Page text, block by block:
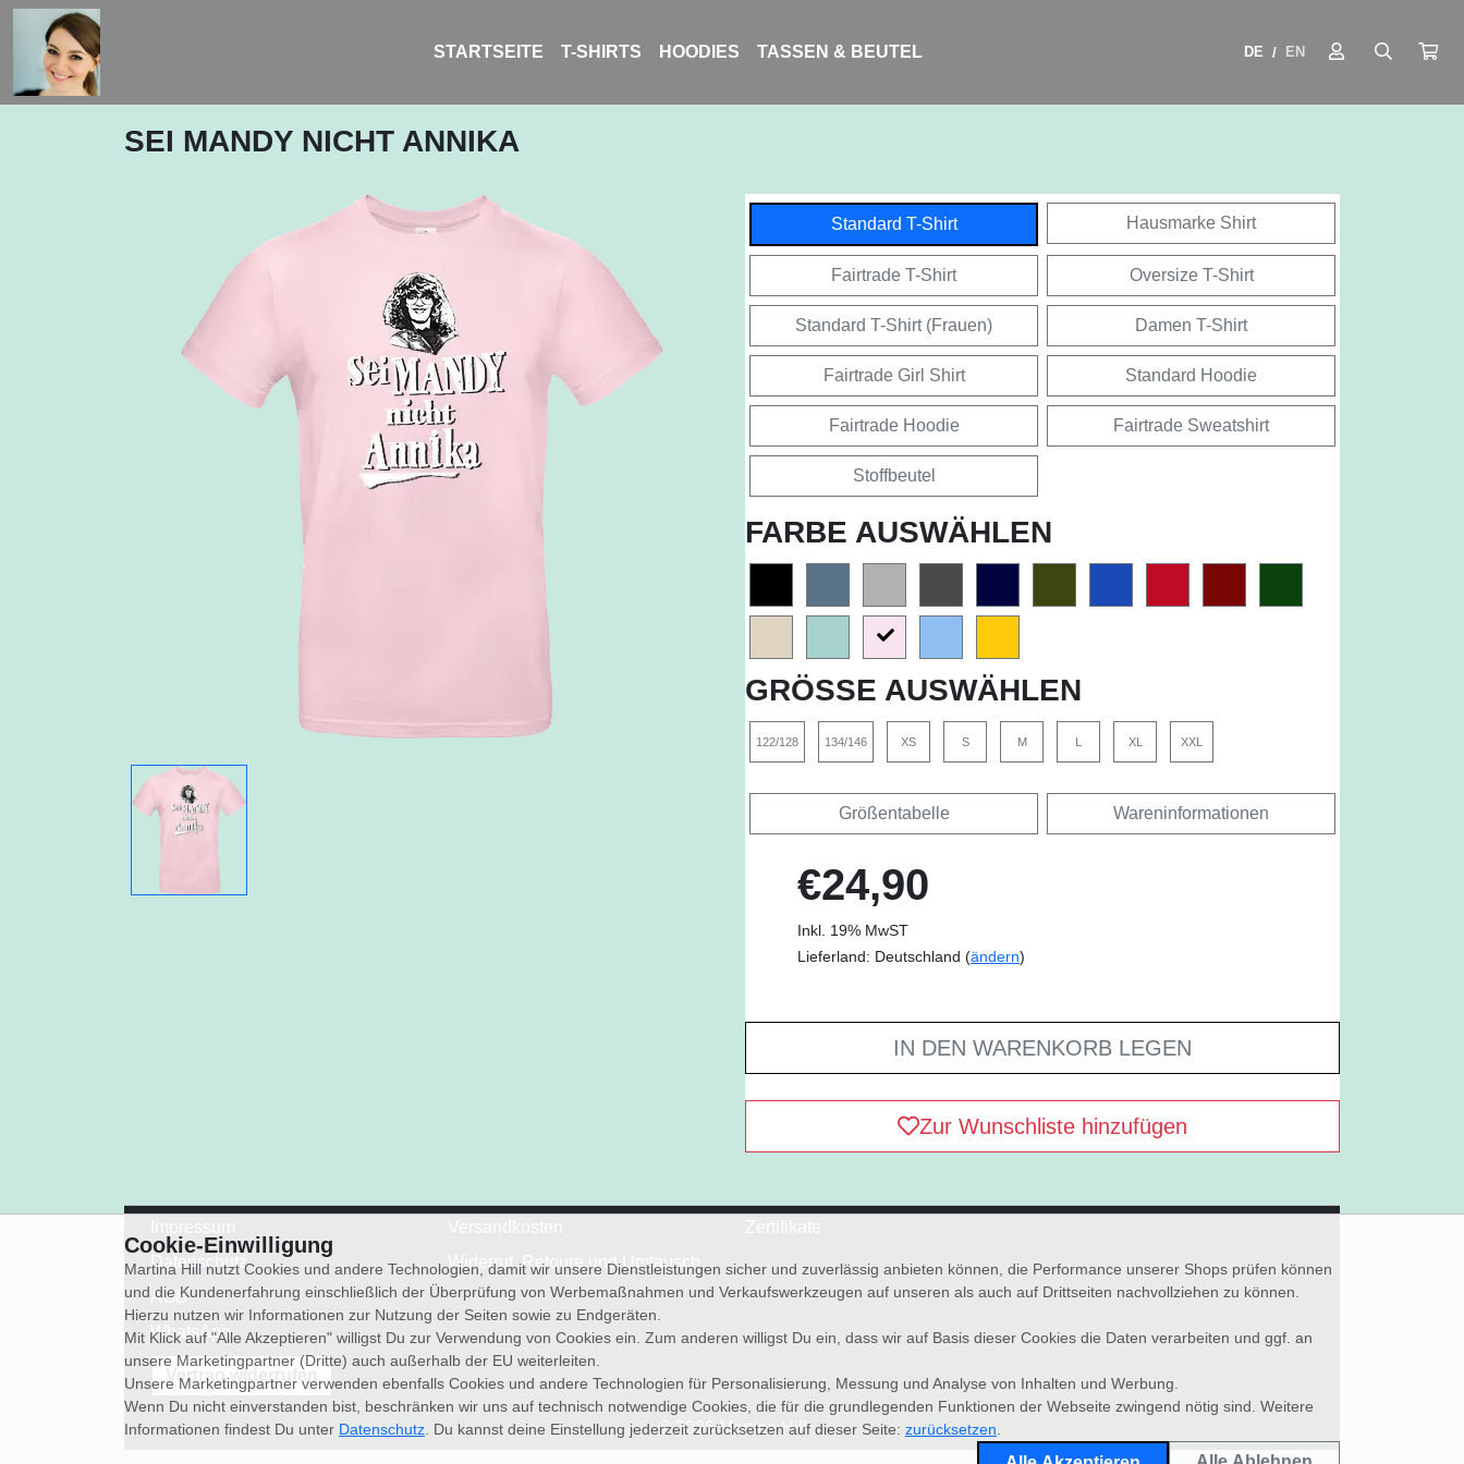
STARTSEITE T-SHIRTS HOODIES TASSEN & BEUTEL DE / EN
SEI MANDY NICHT ANNIKA
Standard T-Shirt Hausmarke Shirt
Fairtrade T-Shirt Oversize T-Shirt
Standard T-Shirt (Frauen) Damen T-Shirt
Fairtrade Girl Shirt Standard Hoodie
Fairtrade Hoodie Fairtrade Sweatshirt
Stoffbeutel
FARBE AUSWÄHLEN
GRÖSSE AUSWÄHLEN
122/128 134/146 XS S M L XL XXL
Größentabelle Wareninformationen
€24,90
Inkl. 19% MwST
Lieferland: Deutschland (ändern)
IN DEN WARENKORB LEGEN
Zur Wunschliste hinzufügen
Datenschutz
AGB
WhatsApp
Widerruf, Retoure und Umtausch
Vertrag widerrufen
© 2026 Martina Hill
Cookie-Einwilligung
Martina Hill nutzt Cookies und andere Technologien, damit wir unsere Dienstleistungen sicher und zuverlässig anbieten können, die Performance unserer Shops prüfen können
und die Kundenerfahrung einschließlich der Überprüfung von Werbemaßnahmen und Verkaufswerkzeugen auf unseren als auch auf Drittseiten nachvollziehen zu können.
Hierzu nutzen wir Informationen zur Nutzung der Seiten sowie zu Endgeräten.
Mit Klick auf "Alle Akzeptieren" willigst Du zur Verwendung von Cookies ein. Zum anderen willigst Du ein, dass wir auf Basis dieser Cookies die Daten verarbeiten und ggf. an
unsere Marketingpartner (Dritte) auch außerhalb der EU weiterleiten.
Unsere Marketingpartner verwenden ebenfalls Cookies und andere Technologien für Personalisierung, Messung und Analyse von Inhalten und Werbung.
Wenn Du nicht einverstanden bist, beschränken wir uns auf technisch notwendige Cookies, die für die grundlegenden Funktionen der Webseite zwingend nötig sind. Weitere
Informationen findest Du unter Datenschutz . Du kannst deine Einstellung jederzeit zurücksetzen auf dieser Seite: zurücksetzen